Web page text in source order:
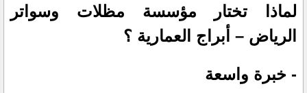
لماذا تختار مؤسسة مظلات وسواتر
الرياض – أبراج العمارية ؟
- خبرة واسعة